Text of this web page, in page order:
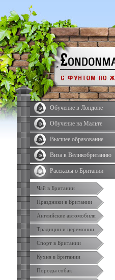
Обучение в Лондоне
Обучение на Мальте
Высшее образование
Виза в Великобританию
Рассказы о Британии
Чай в Британии
Праздники в Британии
Английские автомобили
Традиции и церемонии
Спорт в Британии
Кухня в Британии
Породы собак